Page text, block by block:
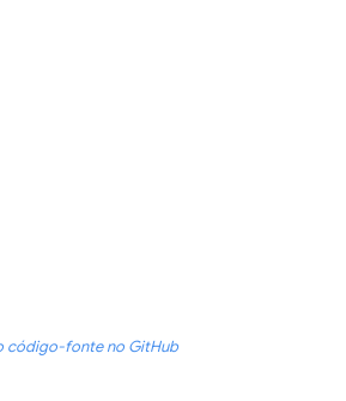
código-fonte no GitHub